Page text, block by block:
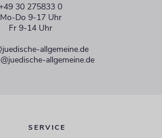
30 275833 0
Mo-Do 9-17 Uhr
Fr 9-14 Uhr
allgemeine.de
allgemeine.de
SERVICE